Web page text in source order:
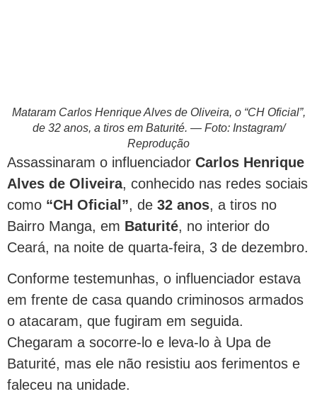
Mataram Carlos Henrique Alves de Oliveira, o “CH Oficial”,
de 32 anos, a tiros em Baturité. — Foto: Instagram/
Reprodução
Assassinaram o influenciador Carlos Henrique
Alves de Oliveira, conhecido nas redes sociais
como “CH Oficial”, de 32 anos, a tiros no
Bairro Manga, em Baturité, no interior do
Ceará, na noite de quarta-feira, 3 de dezembro.
Conforme testemunhas, o influenciador estava
em frente de casa quando criminosos armados
o atacaram, que fugiram em seguida.
Chegaram a socorre-lo e leva-lo à Upa de
Baturité, mas ele não resistiu aos ferimentos e
faleceu na unidade.